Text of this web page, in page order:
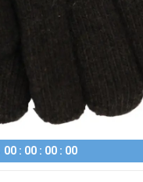
00 00 00 00